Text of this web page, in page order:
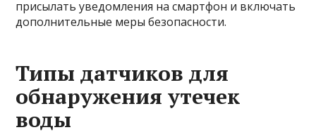
присылать уведомления на смартфон и включать
дополнительные меры безопасности.
Типы датчиков для
обнаружения утечек
воды